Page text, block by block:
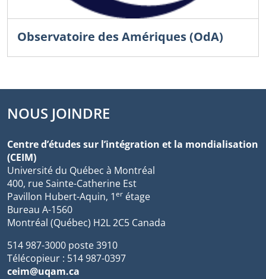
Observatoire des Amériques (OdA)
NOUS JOINDRE
Centre d’études sur l’intégration et la mondialisation
(CEIM)
Université du Québec à Montréal
400, rue Sainte-Catherine Est
Pavillon Hubert-Aquin, 1er étage
Bureau A-1560
Montréal (Québec) H2L 2C5 Canada
514 987-3000 poste 3910
Télécopieur : 514 987-0397
ceim@uqam.ca